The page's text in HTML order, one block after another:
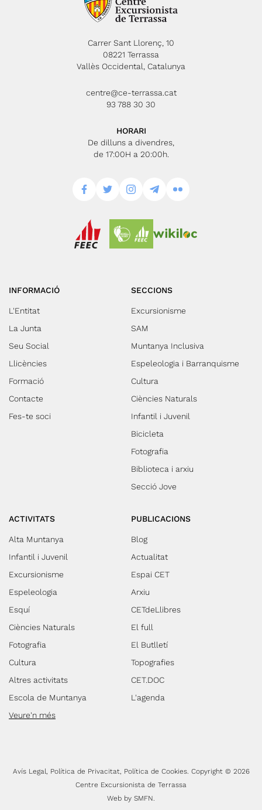
Carrer Sant Llorenç, 10
08221 Terrassa
Vallès Occidental, Catalunya
centre@ce-terrassa.cat
93 788 30 30
HORARI
De dilluns a divendres,
de 17:00H a 20:00h.
INFORMACIÓ
L'Entitat
La Junta
Seu Social
Llicències
Formació
Contacte
Fes-te soci
SECCIONS
Excursionisme
SAM
Muntanya Inclusiva
Espeleologia i Barranquisme
Cultura
Ciències Naturals
Infantil i Juvenil
Bicicleta
Fotografia
Biblioteca i arxiu
Secció Jove
ACTIVITATS
Alta Muntanya
Infantil i Juvenil
Excursionisme
Espeleologia
Esquí
Ciències Naturals
Fotografia
Cultura
Altres activitats
Escola de Muntanya
Veure'n més
PUBLICACIONS
Blog
Actualitat
Espai CET
Arxiu
CETdeLlibres
El full
El Butlletí
Topografies
CET.DOC
L'agenda
Avís Legal Política de Privacitat Política de Cookies Copyright © 2026
Centre Excursionista de Terrassa
Web by SMFN